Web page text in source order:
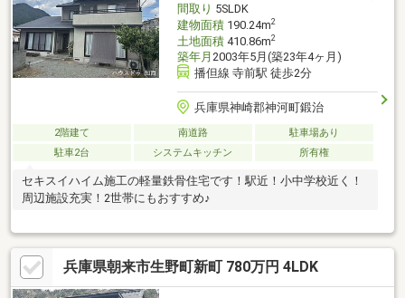
間取り 5SLDK
建物面積190.24m2
土地面積410.86m2
築年月 2003年5月(築23年4ヶ月)
播但線 寺前駅 徒歩2分
兵庫県神崎郡神河町鍛治
2階建て 南道路
駐車場あり
駐車2台
システムキッチン 所有権
セキスイハイム施工の軽量鉄骨住宅です！駅近！小中学校近く！
周辺施設充実！2世帯にもおすすめ♪
兵庫県朝来市生野町新町 780万円 4LDK